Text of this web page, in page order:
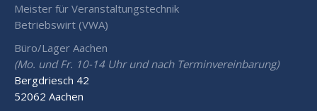
Meister für Veranstaltungstechnik
Betriebswirt (VWA)
Büro/Lager Aachen
(Mo. und Fr. 10-14 Uhr und nach Terminvereinbarung)
Bergdriesch 42
52062 Aachen